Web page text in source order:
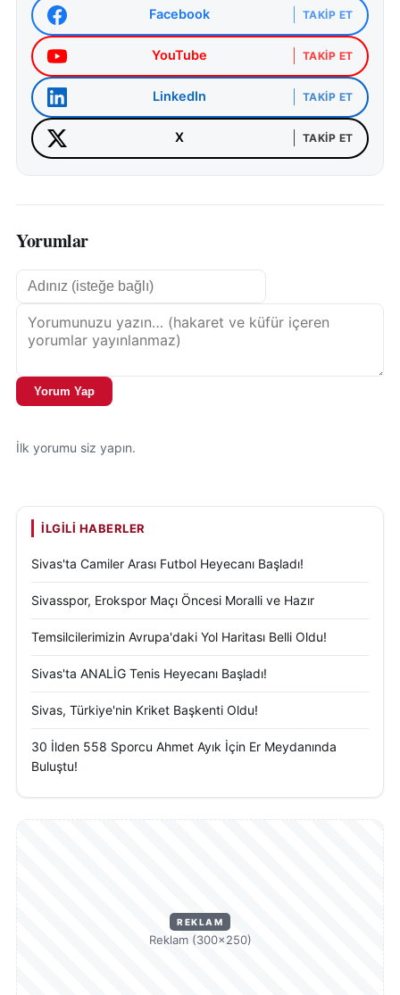
Facebook TAKIP ET
YouTube TAKIP ET
LinkedIn TAKIP ET
X TAKIP ET
Yorumlar
Yorum Yap
İlk yorumu siz yapın.
İLGILI HABERLER
Sivas'ta Camiler Arası Futbol Heyecanı Başladı!
Sivasspor, Erokspor Maçı Öncesi Moralli ve Hazır
Temsilcilerimizin Avrupa'daki Yol Haritası Belli Oldu!
Sivas'ta ANALİG Tenis Heyecanı Başladı!
Sivas, Türkiye'nin Kriket Başkenti Oldu!
30 İlden 558 Sporcu Ahmet Ayık İçin Er Meydanında
Buluştu!
REKLAM
Reklam (300×250)